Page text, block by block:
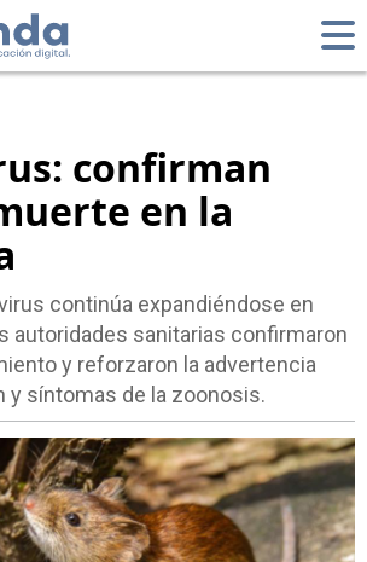
confirman
en la
continúa expandiéndose en
autoridades sanitarias confirmaron
y reforzaron la advertencia
y síntomas de la zoonosis.